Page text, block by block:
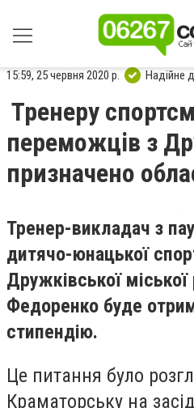
15:59, 25 червня 2020 р. Надійне
Тренеру
переможців з
призначено
Тренер-викладач з
дитячо-юнацької
Дружківської міської
Федоренко буде
стипендію.
Це питання було
Краматорську на